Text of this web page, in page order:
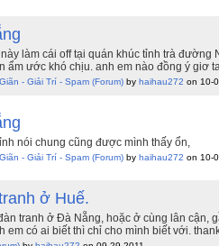
làm cái off tại quán khúc tỉnh trà
ẩm ước khó chịu. anh em nào đồng ý giơ
- Giải Trí - Spam (Forum) by haihau272 on 10-
nói chung cũng được mình thấy ổn,
- Giải Trí - Spam (Forum) by haihau272 on 10-
ở Huế.
tranh ở Đà Nẵng, hoặc ở cùng lân cận,
em có ai biết thì chỉ cho mình biết với.